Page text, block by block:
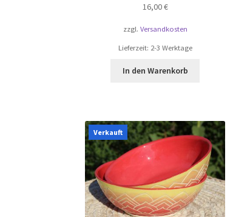
16,00€
zzgl. Versandkosten
Lieferzeit: 2-3 Werktage
In den Warenkorb
Verkauft